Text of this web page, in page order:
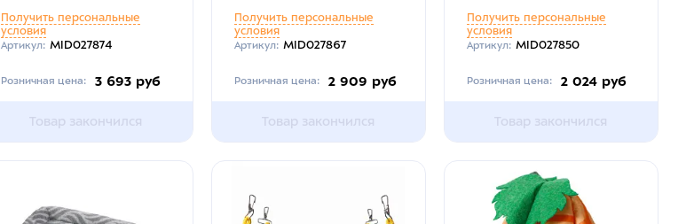
Получить персональные
условия
Артикул: MID027874
Розничная цена: 3 693 руб
Товар закончился
Получить персональные
условия
Артикул: MID027867
Розничная цена: 2 909 руб
Товар закончился
Получить персональные
условия
Артикул: MID027850
Розничная цена: 2 024 руб
Товар закончился